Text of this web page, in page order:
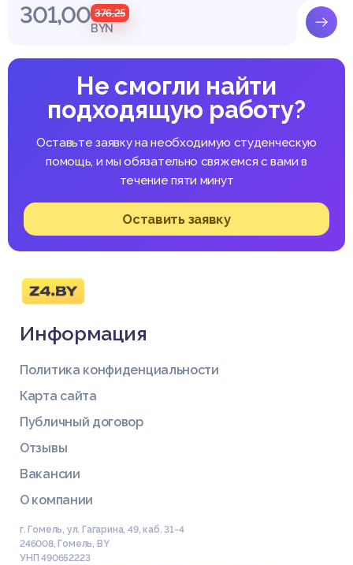
301,00 376,25
BYN
Не смогли найти
подходящую работу?
Оставьте заявку на необходимую студенческую
помощь, и мы обязательно свяжемся с вами в
течение пяти минут
Оставить заявку
Информация
Политика конфиденциальности
Карта сайта
Публичный договор
Отзывы
Вакансии
О компании
г. Гомель, ул. Гагарина, 49, каб. 31-4
246008, Гомель, BY
УНП 490652223